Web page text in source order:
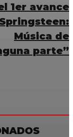
1er avance
Música de
parte”